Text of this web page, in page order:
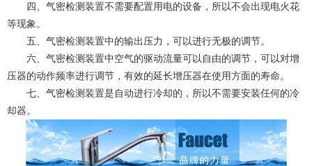
四、气密检测装置不需要配置用电的设备，所以不会出现电火花
等现象。
五、气密检测装置中的输出压力，可以进行无极的调节。
六、气密检测装置中空气的驱动流量可以自由的调节，可以对增
压器的动作频率进行调节，有效的延长增压器在使用方面的寿命。
七、气密检测装置是自动进行冷却的，所以不需要安装任何的冷
却器。